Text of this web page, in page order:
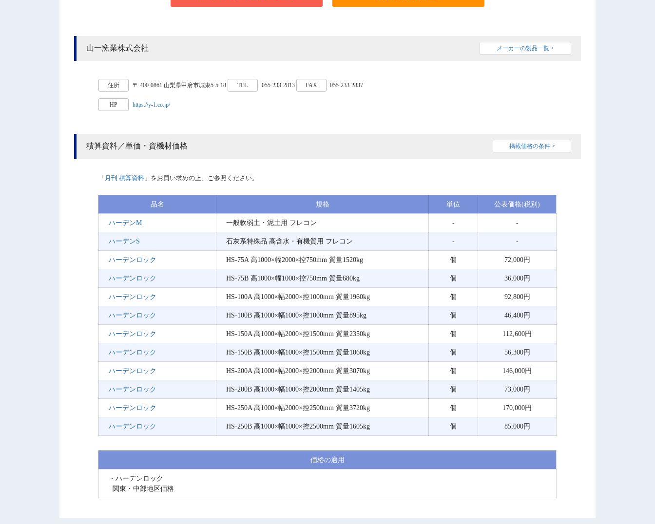
山一窯業株式会社 メーカーの製品一覧 >
住所 〒 400-0861 山梨県甲府市城東5-5-18 TEL 055-233-2813 FAX 055-233-2837
HP https://y-1.co.jp/
積算資料／単価・資機材価格 掲載価格の条件 >
「 月刊 積算資料 」をお買い求めの上、ご参照ください。
品名 規格 単位 公表価格(税別)
ハーデンM 一般軟弱土・泥土用 フレコン - -
ハーデンS 石灰系特殊品 高含水・有機質用 フレコン - -
ハーデンロック HS-75A 高1000×幅2000×控750mm 質量1520kg 個 72,000円
ハーデンロック HS-75B 高1000×幅1000×控750mm 質量680kg 個 36,000円
ハーデンロック HS-100A 高1000×幅2000×控1000mm 質量1960kg 個 92,800円
ハーデンロック HS-100B 高1000×幅1000×控1000mm 質量895kg 個 46,400円
ハーデンロック HS-150A 高1000×幅2000×控1500mm 質量2350kg 個 112,600円
ハーデンロック HS-150B 高1000×幅1000×控1500mm 質量1060kg 個 56,300円
ハーデンロック HS-200A 高1000×幅2000×控2000mm 質量3070kg 個 146,000円
ハーデンロック HS-200B 高1000×幅1000×控2000mm 質量1405kg 個 73,000円
ハーデンロック HS-250A 高1000×幅2000×控2500mm 質量3720kg 個 170,000円
ハーデンロック HS-250B 高1000×幅1000×控2500mm 質量1605kg 個 85,000円
価格の適用
・ハーデンロック
関東・中部地区価格